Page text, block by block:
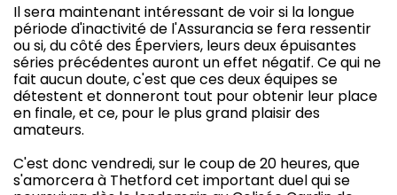
Il sera maintenant intéressant de voir si la longue
période d'inactivité de l'Assurancia se fera ressentir
ou si, du côté des Éperviers, leurs deux épuisantes
séries précédentes auront un effet négatif. Ce qui ne
fait aucun doute, c'est que ces deux équipes se
détestent et donneront tout pour obtenir leur place
en finale, et ce, pour le plus grand plaisir des
amateurs.
C'est donc vendredi, sur le coup de 20 heures, que
s'amorcera à Thetford cet important duel qui se